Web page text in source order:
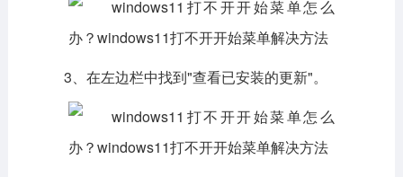
3、在左边栏中找到"查看已安装的更新"。